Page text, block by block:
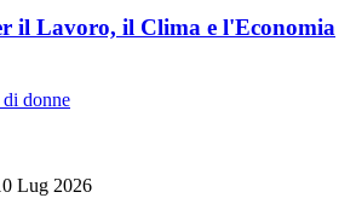
il Lavoro, il Clima e l'Economia
Lug 2026